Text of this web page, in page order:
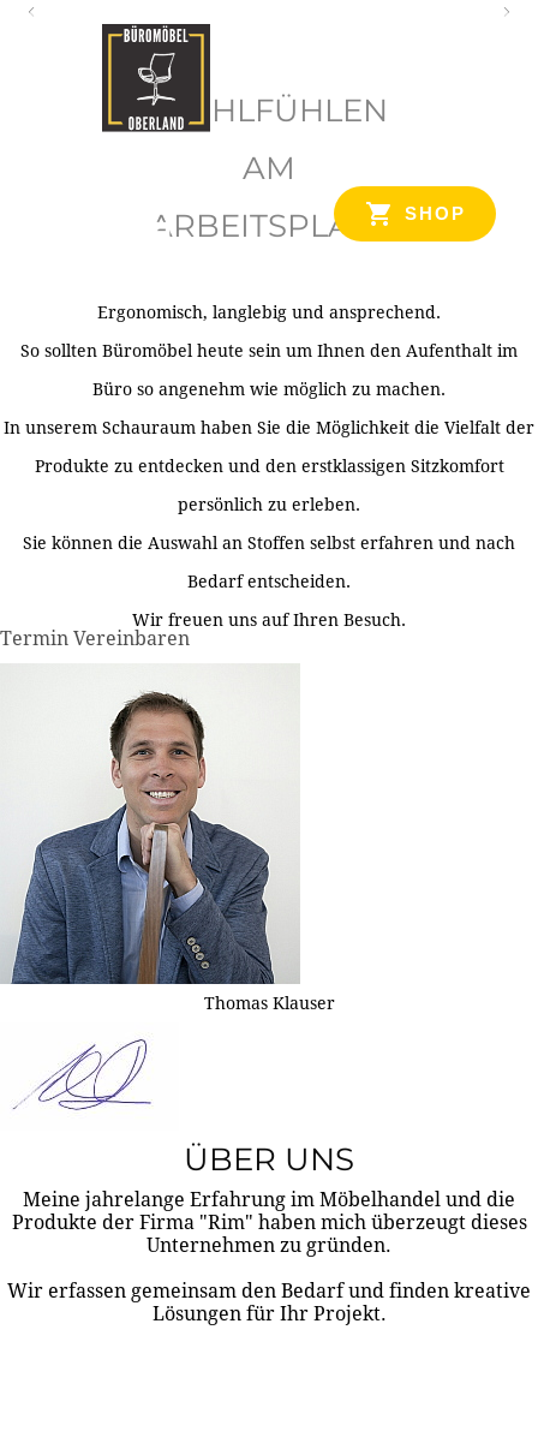
SHOP
WOHLFÜHLEN
AM
ARBEITSPLATZ
Ergonomisch, langlebig und ansprechend.
So sollten Büromöbel heute sein um Ihnen den Aufenthalt im
Büro so angenehm wie möglich zu machen.
In unserem Schauraum haben Sie die Möglichkeit die Vielfalt der
Produkte zu entdecken und den erstklassigen Sitzkomfort
persönlich zu erleben.
Sie können die Auswahl an Stoffen selbst erfahren und nach
Bedarf entscheiden.
Wir freuen uns auf Ihren Besuch.
Termin Vereinbaren
Thomas Klauser
ÜBER UNS
Meine jahrelange Erfahrung im Möbelhandel und die
Produkte der Firma "Rim" haben mich überzeugt dieses
Unternehmen zu gründen.
Wir erfassen gemeinsam den Bedarf und finden kreative
Lösungen für Ihr Projekt.